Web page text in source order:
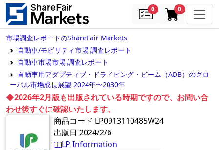
0samples0in cart
市場調査レポートのShareFair Markets
自動車/モビリティ市場 調査レポート
自動車市場市場 調査レポート
自動車用アダプティブ・ドライビング・ビーム（ADB）のグロ
ーバル市場成長展望 2024年〜2030年
◆2026年2月版も出版されている時期ですので、お問い合
わせ後すぐに確認いたします。
商品コード LP0913110485W24
出版日 2024/2/6
LP Information